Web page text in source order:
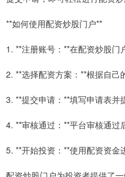
**如何使用配资炒股门户**
1. **注册账号：**在配资炒股门
2. **选择配资方案：**根据自己
3. **提交申请：**填写申请表并
4. **审核通过：**平台审核通过
5. **开始投资：**使用配资资金